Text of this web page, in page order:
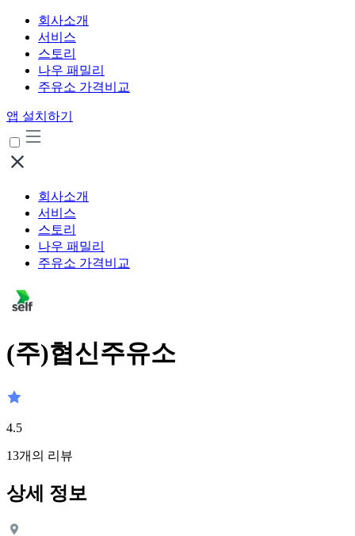
회사소개
서비스
스토리
나우 패밀리
주유소 가격비교
앱 설치하기
회사소개
서비스
스토리
나우 패밀리
주유소 가격비교
(주)협신주유소
4.5
13개의 리뷰
상세 정보